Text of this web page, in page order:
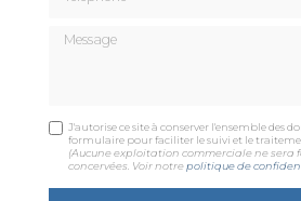
Message
J'autorise ce site à conserver l'ensemble des
formulaire pour faciliter le suivi et le
(Aucune exploitation commerciale ne sera
concervées. Voir notrepolitique de